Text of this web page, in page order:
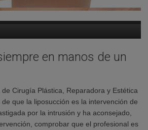
en manos de un
Cirugía Plástica, Reparadora y Estética
que la liposucción es la intervención de
por la intrusión y ha aconsejado,
comprobar que el profesional es